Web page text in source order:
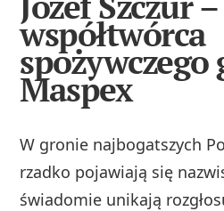
współtwórca
spożywczego
Maspex
W gronie najbogatszych
rzadko pojawiają się
świadomie unikają